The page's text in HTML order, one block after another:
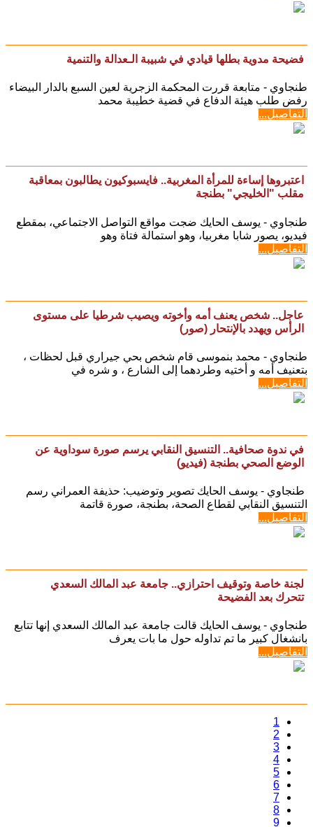
فضيحة مدوية بطلها قيادي في شبيبة الـعدالة والتنمية
طنجاوي - متابعة قررت المحكمة الزجرية لعين السبع بالدار البيضاء
رفض طلب هيئة الدفاع في قضية خطيبة محمد
التفاصيل...
اعتبروها إساءة للمرأة المغربية.. فايسبوكيون يطالبون بمعاقبة
مقلب "الخليجي" بطنجة
طنجاوي - يوسف الحايك ضجت مواقع التواصل الاجتماعي، بمقطع
فيديو، يصور شابا مغربيا، وهو استمالة فتاة وهو
التفاصيل...
عاجل.. شخص يعنف أمه وأخوته ويصيب شرطيا على مستوى
الرأس ويهدد بالإنتحار (صور)
طنجاوي - محمد بنموسى قام شخص بحي جيراري قبل لحظات ،
بتعنيف أمه و أختيه وطردهما إلى الشارع ، و شره في
التفاصيل...
في ندوة صحافية.. التنسيق النقابي يرسم صورة سوداوية عن
الوضع الصحي بطنجة (فيديو)
طنجاوي - يوسف الحايك تصوير وتوضيب: حذيفة العمراني رسم
التنسيق النقابي لقطاع الصحة، بطنجة، صورة قاتمة
التفاصيل...
لجنة خاصة وتوقيف احترازي.. جامعة عبد المالك السعدي
تتحرك بعد الفضيحة
طنجاوي - يوسف الحايك قالت جامعة عبد المالك السعدي إنها تتابع
بانشغال كبير ما تم تداوله حول ما بات يعرف
التفاصيل...
1
2
3
4
5
6
7
8
9